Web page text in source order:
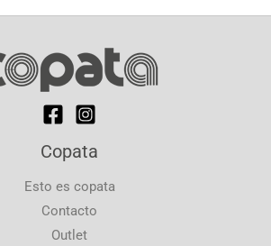
Copata
Esto es copata
Contacto
Outlet